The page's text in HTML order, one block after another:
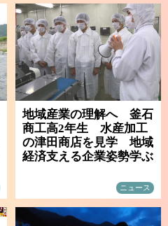
地域産業の理解へ 釜石
商工高2年生 水産加工
の津田商店を見学 地域
経済支える企業姿勢学ぶ
ニュース